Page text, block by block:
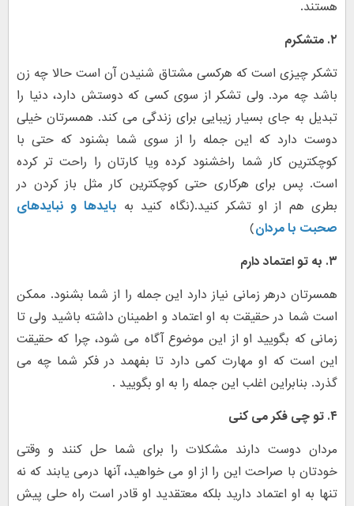
هستند.
۲. متشکرم
تشکر چیزی است که هرکسی مشتاق شنیدن آن است حالا چه زن
باشد چه مرد. ولی تشکر از سوی کسی که دوستش دارد، دنیا را
تبدیل به جای بسیار زیبایی برای زندگی می کند. همسرتان خیلی
دوست دارد که این جمله را از سوی شما بشنود که حتی با
کوچکترین کار شما راخشنود کرده ویا کارتان را راحت تر کرده
است. پس برای هرکاری حتی کوچکترین کار مثل باز کردن در
بطری هم از او تشکر کنید.(نگاه کنید به بایدها و نبایدهای
صحبت با مردان)
۳. به تو اعتماد دارم
همسرتان درهر زمانی نیاز دارد این جمله را از شما بشنود. ممکن
است شما در حقیقت به او اعتماد و اطمینان داشته باشید ولی تا
زمانی که بگویید او از این موضوع آگاه می شود، چرا که حقیقت
این است که او مهارت کمی دارد تا بفهمد در فکر شما چه می
گذرد. بنابراین اغلب این جمله را به او بگویید .
۴. تو چی فکر می کنی
مردان دوست دارند مشکلات را برای شما حل کنند و وقتی
خودتان با صراحت این را از او می خواهید، آنها درمی یابند که نه
تنها به او اعتماد دارید بلکه معتقدید او قادر است راه حلی پیش